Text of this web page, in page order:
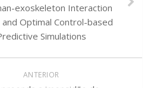
exoskeleton Interaction
Optimal Control-based
Simulations
ANTERIOR